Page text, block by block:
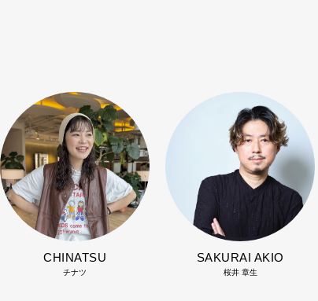
CHINATSU
チナツ
SAKURAI AKIO
桜井 章生